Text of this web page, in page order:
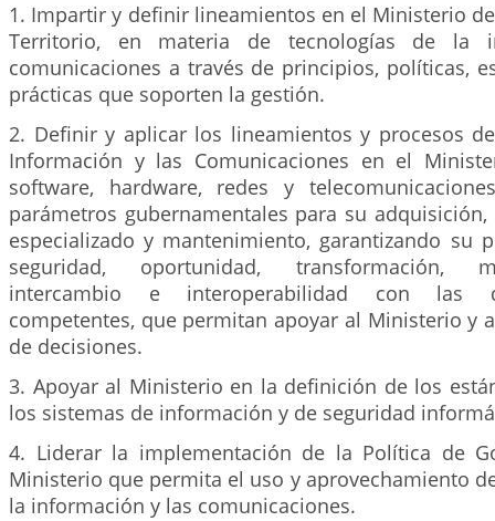
1. Impartir y definir lineamientos en el Ministerio
Territorio, en materia de tecnologías de la
comunicaciones a través de principios, políticas,
prácticas que soporten la gestión.
2. Definir y aplicar los lineamientos y procesos
Información y las Comunicaciones en el
software, hardware, redes y
parámetros gubernamentales para su
especializado y mantenimiento, garantizando su
seguridad, oportunidad, transformación,
intercambio e interoperabilidad con las
competentes, que permitan apoyar al Ministerio y
de decisiones.
3. Apoyar al Ministerio en la definición de los
los sistemas de información y de seguridad
4. Liderar la implementación de la Política de
Ministerio que permita el uso y aprovechamiento
la información y las comunicaciones.